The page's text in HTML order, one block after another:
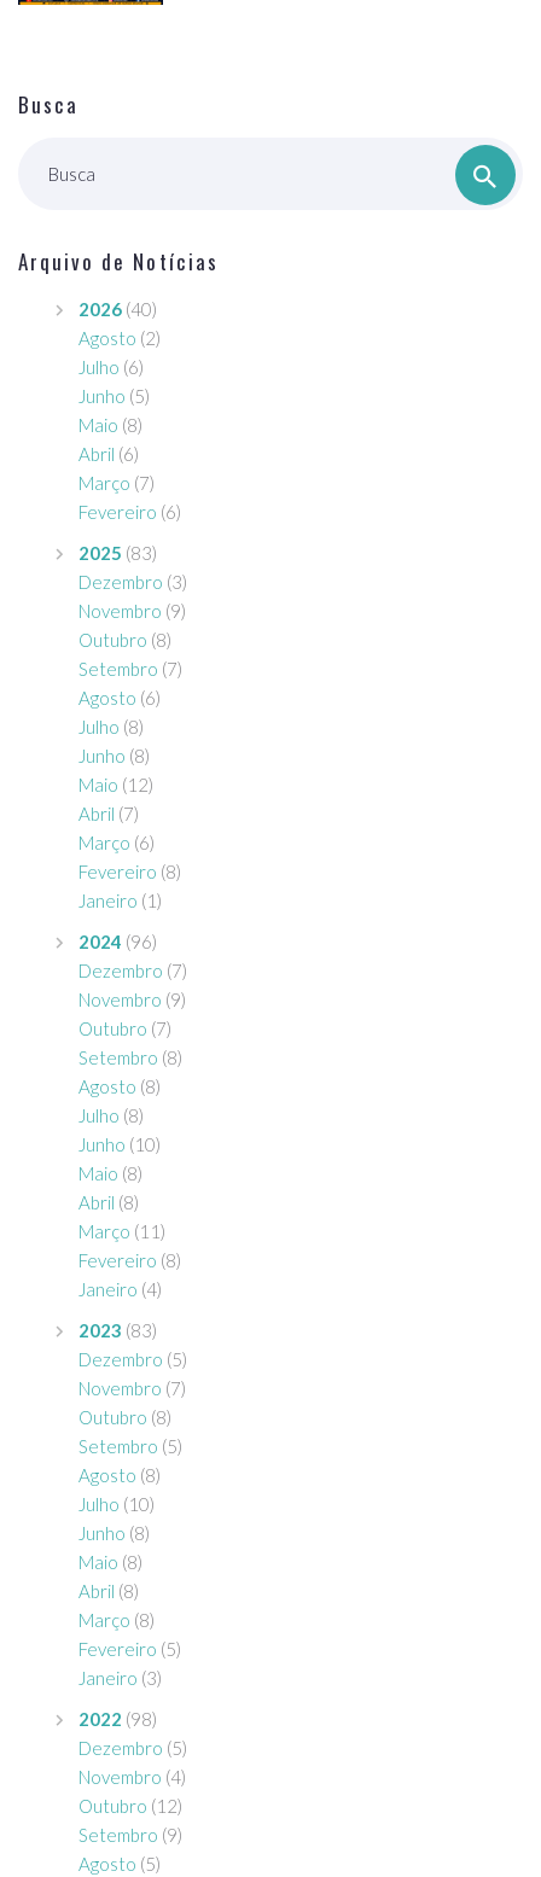
Busca
Busca
Arquivo de Notícias
2026 (40)
Agosto (2)
Julho (6)
Junho (5)
Maio (8)
Abril (6)
Março (7)
Fevereiro (6)
2025 (83)
Dezembro (3)
Novembro (9)
Outubro (8)
Setembro (7)
Agosto (6)
Julho (8)
Junho (8)
Maio (12)
Abril (7)
Março (6)
Fevereiro (8)
Janeiro (1)
2024 (96)
Dezembro (7)
Novembro (9)
Outubro (7)
Setembro (8)
Agosto (8)
Julho (8)
Junho (10)
Maio (8)
Abril (8)
Março (11)
Fevereiro (8)
Janeiro (4)
2023 (83)
Dezembro (5)
Novembro (7)
Outubro (8)
Setembro (5)
Agosto (8)
Julho (10)
Junho (8)
Maio (8)
Abril (8)
Março (8)
Fevereiro (5)
Janeiro (3)
2022 (98)
Dezembro (5)
Novembro (4)
Outubro (12)
Setembro (9)
Agosto (5)